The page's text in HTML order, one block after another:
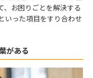
、お困りごとを解決する
いった項目をすり合わせ
がある